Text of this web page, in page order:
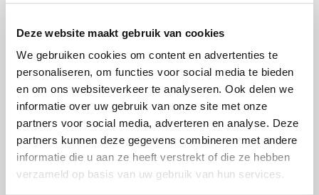
Deze website maakt gebruik van cookies
We gebruiken cookies om content en advertenties te
personaliseren, om functies voor social media te bieden
en om ons websiteverkeer te analyseren. Ook delen we
informatie over uw gebruik van onze site met onze
partners voor social media, adverteren en analyse. Deze
partners kunnen deze gegevens combineren met andere
informatie die u aan ze heeft verstrekt of die ze hebben
verzameld op basis van uw gebruik van hun services.
immer in einer horizontalen Position bleibt, auch
wenn die Aufstehposition verwendet wird. Die
Tischplatte kann links oder rechts montiert werden.
Die Kombination mit einem Rollensystem ist nicht
möglich.
Zur Zubehör-Übersicht